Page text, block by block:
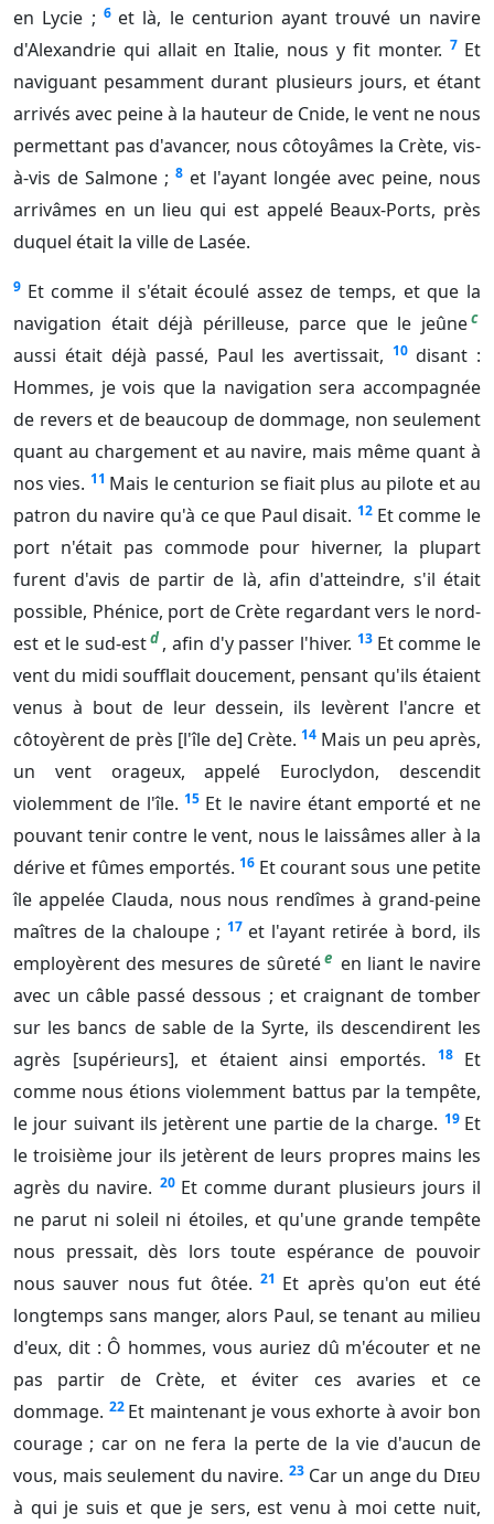
en Lycie ; 6 et là, le centurion ayant trouvé un navire
d'Alexandrie qui allait en Italie, nous y fit monter. 7 Et
naviguant pesamment durant plusieurs jours, et étant
arrivés avec peine à la hauteur de Cnide, le vent ne nous
permettant pas d'avancer, nous côtoyâmes la Crète, vis-
à-vis de Salmone ; 8 et l'ayant longée avec peine, nous
arrivâmes en un lieu qui est appelé Beaux-Ports, près
duquel était la ville de Lasée.
9 Et comme il s'était écoulé assez de temps, et que la
navigation était déjà périlleuse, parce que le jeûnec
aussi était déjà passé, Paul les avertissait, 10 disant :
Hommes, je vois que la navigation sera accompagnée
de revers et de beaucoup de dommage, non seulement
quant au chargement et au navire, mais même quant à
nos vies. 11 Mais le centurion se fiait plus au pilote et au
patron du navire qu'à ce que Paul disait. 12 Et comme le
port n'était pas commode pour hiverner, la plupart
furent d'avis de partir de là, afin d'atteindre, s'il était
possible, Phénice, port de Crète regardant vers le nord-
est et le sud-estd , afin d'y passer l'hiver. 13 Et comme le
vent du midi soufflait doucement, pensant qu'ils étaient
venus à bout de leur dessein, ils levèrent l'ancre et
côtoyèrent de près [l'île de] Crète. 14 Mais un peu après,
un vent orageux, appelé Euroclydon, descendit
violemment de l'île. 15 Et le navire étant emporté et ne
pouvant tenir contre le vent, nous le laissâmes aller à la
dérive et fûmes emportés. 16 Et courant sous une petite
île appelée Clauda, nous nous rendîmes à grand-peine
maîtres de la chaloupe ; 17 et l'ayant retirée à bord, ils
employèrent des mesures de sûretée en liant le navire
avec un câble passé dessous ; et craignant de tomber
sur les bancs de sable de la Syrte, ils descendirent les
agrès [supérieurs], et étaient ainsi emportés.
18
Et
comme nous étions violemment battus par la tempête,
le jour suivant ils jetèrent une partie de la charge. 19 Et
le troisième jour ils jetèrent de leurs propres mains les
agrès du navire. 20 Et comme durant plusieurs jours il
ne parut ni soleil ni étoiles, et qu'une grande tempête
nous pressait, dès lors toute espérance de pouvoir
nous sauver nous fut ôtée. 21 Et après qu'on eut été
longtemps sans manger, alors Paul, se tenant au milieu
d'eux, dit : Ô hommes, vous auriez dû m'écouter et ne
pas partir de Crète, et éviter ces avaries et ce
dommage. 22 Et maintenant je vous exhorte à avoir bon
courage ; car on ne fera la perte de la vie d'aucun de
vous, mais seulement du navire. 23 Car un ange du Dieu
à qui je suis et que je sers, est venu à moi cette nuit,